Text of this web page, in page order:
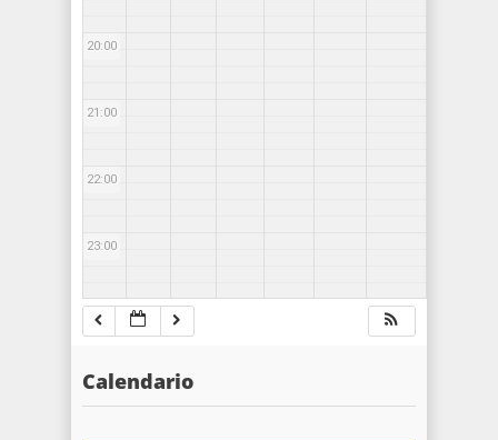
20:00
21:00
22:00
23:00
Calendario